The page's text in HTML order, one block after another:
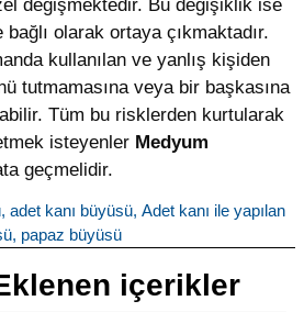
değişmektedir. Bu değişiklik ise
bağlı olarak ortaya çıkmaktadır.
kullanılan ve yanlış kişiden
tutmamasına veya bir başkasına
Tüm bu risklerden kurtularak
isteyenler Medyum
geçmelidir.
, adet kanı büyüsü, Adet kanı ile yapılan
, papaz büyüsü
içerikler